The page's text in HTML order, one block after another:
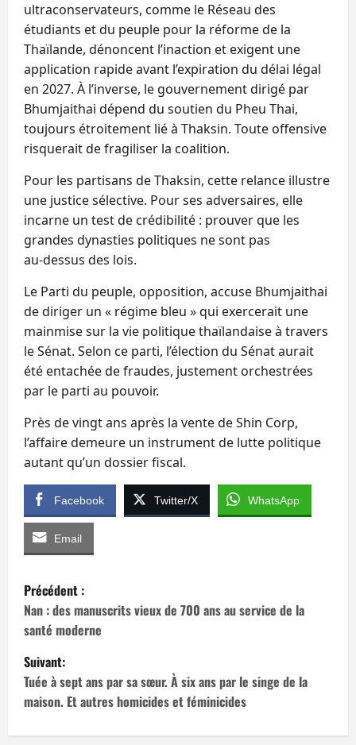
ultraconservateurs, comme le Réseau des
étudiants et du peuple pour la réforme de la
Thaïlande, dénoncent l’inaction et exigent une
application rapide avant l’expiration du délai légal
en 2027. À l’inverse, le gouvernement dirigé par
Bhumjaithai dépend du soutien du Pheu Thai,
toujours étroitement lié à Thaksin. Toute offensive
risquerait de fragiliser la coalition.
Pour les partisans de Thaksin, cette relance illustre
une justice sélective. Pour ses adversaires, elle
incarne un test de crédibilité : prouver que les
grandes dynasties politiques ne sont pas
au‑dessus des lois.
Le Parti du peuple, opposition, accuse Bhumjaithai
de diriger un « régime bleu » qui exercerait une
mainmise sur la vie politique thaïlandaise à travers
le Sénat. Selon ce parti, l’élection du Sénat aurait
été entachée de fraudes, justement orchestrées
par le parti au pouvoir.
Près de vingt ans après la vente de Shin Corp,
l’affaire demeure un instrument de lutte politique
autant qu’un dossier fiscal.
Facebook Twitter/X WhatsApp
Email
N
a
v
i
g
Précédent :
Nan : des manuscrits vieux de 700 ans au service de la
santé moderne
Suivant:
Tuée à sept ans par sa sœur. À six ans par le singe de la
maison. Et autres homicides et féminicides